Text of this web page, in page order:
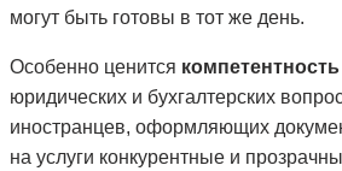
могут быть готовы в тот же день.
Особенно ценится
юридических и бухгалтерских
иностранцев, оформляющих
на услуги конкурентные и